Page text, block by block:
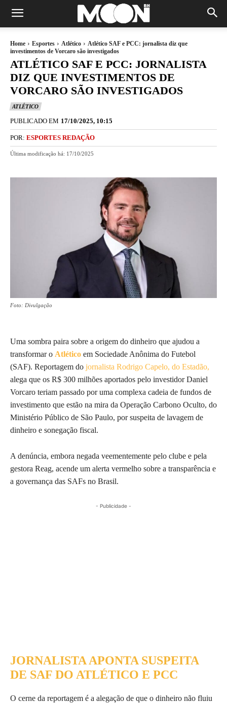
Home Esportes Atlético
Atlético SAF e PCC: jornalista diz que
investimentos de Vorcaro são investigados
ATLÉTICO SAF E PCC: JORNALISTA
DIZ QUE INVESTIMENTOS DE
VORCARO SÃO INVESTIGADOS
ATLÉTICO
PUBLICADO EM 17/10/2025, 10:15
POR: ESPORTES REDAÇÃO
Última modificação há: 17/10/2025
Foto: Divulgação
Uma sombra paira sobre a origem do dinheiro que ajudou a
transformar o Atlético em Sociedade Anônima do Futebol
(SAF). Reportagem do jornalista Rodrigo Capelo, do Estadão,
alega que os R$ 300 milhões aportados pelo investidor Daniel
Vorcaro teriam passado por uma complexa cadeia de fundos de
investimento que estão na mira da Operação Carbono Oculto, do
Ministério Público de São Paulo, por suspeita de lavagem de
dinheiro e sonegação fiscal.
A denúncia, embora negada veementemente pelo clube e pela
gestora Reag, acende um alerta vermelho sobre a transparência e
a governança das SAFs no Brasil.
- Publicidade -
JORNALISTA APONTA SUSPEITA
DE SAF DO ATLÉTICO E PCC
O cerne da reportagem é a alegação de que o dinheiro não fluiu